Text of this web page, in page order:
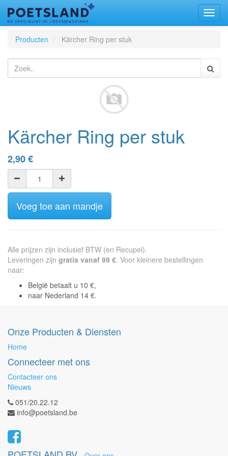
Producten
Kärcher Ring per stuk
Kärcher Ring per stuk
2,90€
Voeg toe aan mandje
Alle prijzen zijn inclusief BTW (en Recupel).
Leveringen zijn gratis vanaf 99 €. Voor kleinere bestellingen
naar:
België betaalt u 10 €,
naar Nederland 14 €.
Onze Producten & Diensten
Home
Connecteer met ons
Contacteer ons
Nieuws
051/20.22.12
info@poetsland.be